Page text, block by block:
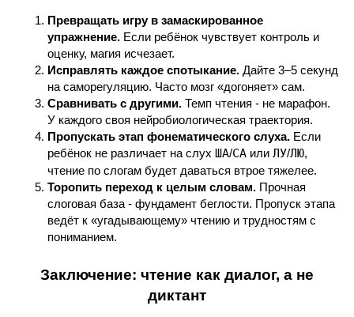
Превращать игру в замаскированное
упражнение. Если ребёнок чувствует контроль и
оценку, магия исчезает.
Исправлять каждое спотыкание. Дайте 3–5 секунд
на саморегуляцию. Часто мозг «догоняет» сам.
Сравнивать с другими. Темп чтения - не марафон.
У каждого своя нейробиологическая траектория.
Пропускать этап фонематического слуха. Если
ребёнок не различает на слух ША/СА или ЛУ/ЛЮ,
чтение по слогам будет даваться втрое тяжелее.
Торопить переход к целым словам. Прочная
слоговая база - фундамент беглости. Пропуск этапа
ведёт к «угадывающему» чтению и трудностям с
пониманием.
Заключение: чтение как диалог, а не
диктант